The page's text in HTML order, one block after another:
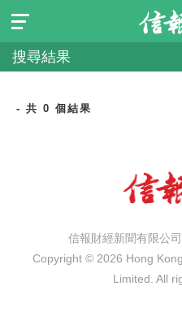
搜尋結果
- 共 0 個結果
信報財經新聞有限公
Copyright © 2026 Hong
Limited. All